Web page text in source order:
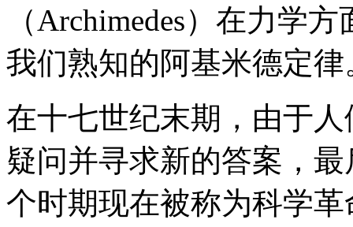
（Archimedes）在力学
我们熟知的阿基米德定律
在十七世纪末期，由于
疑问并寻求新的答案，
个时期现在被称为科学